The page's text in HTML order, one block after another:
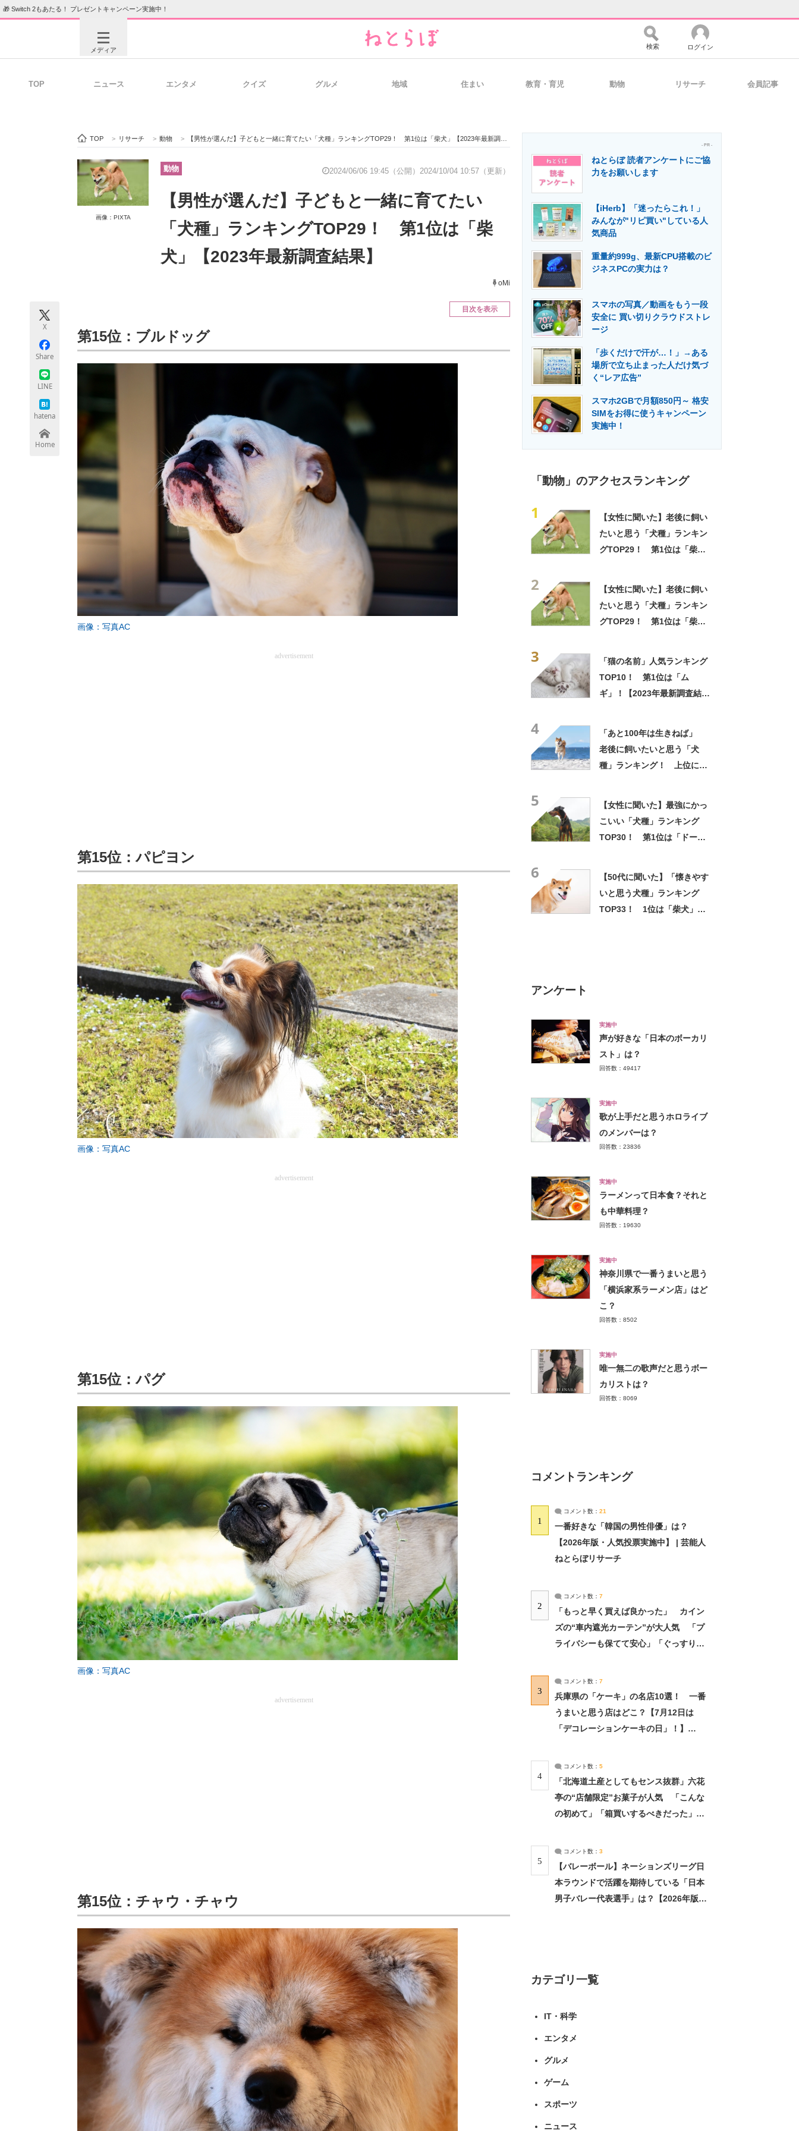
🎁 Switch 2もあたる！ プレゼントキャンペーン実施中！
メディア
ビジネスと働き方のヒント 経営リーダーのコミュニティ マーケ×ITの今がよく分かる
ITエンジニア向け専門サイト 製造業のIT導入・活用を支援
エネルギーの専門メディア 建設×テクノロジーの最前線
ちょっと気になるネットの話題
検索 ログイン
TOP ニュース エンタメ クイズ グルメ 地域 住まい 教育・育児 動物 リサーチ 会員記事
TOP > リサーチ > 動物 > 【男性が選んだ】子どもと一緒に育てたい「犬種」ランキングTOP29！ 第1位は「柴犬」【2023年最新調査結果】
画像：PIXTA
動物 2024/06/06 19:45（公開） 2024/10/04 10:57（更新）
【男性が選んだ】子どもと一緒に育てたい
「犬種」ランキングTOP29！ 第1位は「柴
犬」【2023年最新調査結果】
oMi
X
Share
LINE
hatena
Home
目次を表示
第15位：ブルドッグ
画像：写真AC
advertisement
第15位：パピヨン
画像：写真AC
advertisement
第15位：パグ
画像：写真AC
advertisement
第15位：チャウ・チャウ
- PR -
ねとらぼ 読者アンケートにご協
力をお願いします
【iHerb】「迷ったらこれ！」
みんなが"リピ買い"している人
気商品
重量約999g、最新CPU搭載のビ
ジネスPCの実力は？
スマホの写真／動画をもう一段
安全に 買い切りクラウドストレ
ージ
「歩くだけで汗が…！」→ある
場所で立ち止まった人だけ気づ
く“レア広告”
スマホ2GBで月額850円～ 格安
SIMをお得に使うキャンペーン
実施中！
「動物」のアクセスランキング
1
【女性に聞いた】老後に飼い
たいと思う「犬種」ランキン
グTOP29！ 第1位は「柴
2
【女性に聞いた】老後に飼い
たいと思う「犬種」ランキン
グTOP29！ 第1位は「柴
3
「猫の名前」人気ランキング
TOP10！ 第1位は「ム
ギ」！【2023年最新調査結
4
「あと100年は生きねば」
老後に飼いたいと思う「犬
種」ランキング！ 上位に選
5
【女性に聞いた】最強にかっ
こいい「犬種」ランキング
TOP30！ 第1位は「ドーベ
6
【50代に聞いた】「懐きやす
いと思う犬種」ランキング
TOP33！ 1位は「柴犬」に
アンケート
実施中
声が好きな「日本のボーカリ
スト」は？
回答数：49417
実施中
歌が上手だと思うホロライブ
のメンバーは？
回答数：23836
実施中
ラーメンって日本食？それと
も中華料理？
回答数：19630
実施中
神奈川県で一番うまいと思う
「横浜家系ラーメン店」はど
こ？
回答数：8502
実施中
唯一無二の歌声だと思うボー
カリストは？
回答数：8069
コメントランキング
1
コメント数： 21
一番好きな「韓国の男性俳優」は？
【2026年版・人気投票実施中】 | 芸能人
ねとらぼリサーチ
2
コメント数： 7
「もっと早く買えば良かった」 カイン
ズの“車内遮光カーテン”が大人気 「プ
ライバシーも保てて安心」「ぐっすり眠
3
コメント数： 7
兵庫県の「ケーキ」の名店10選！ 一番
うまいと思う店はどこ？【7月12日は
「デコレーションケーキの日」！】
4
コメント数： 5
「北海道土産としてもセンス抜群」六花
亭の“店舗限定”お菓子が人気 「こんな
の初めて」「箱買いするべきだった」
5
コメント数： 3
【バレーボール】ネーションズリーグ日
本ラウンドで活躍を期待している「日本
男子バレー代表選手」は？【2026年版・
カテゴリ一覧
IT・科学
エンタメ
グルメ
ゲーム
スポーツ
ニュース